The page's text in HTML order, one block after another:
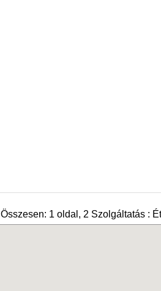
Összesen: 1 oldal, 2 Szolgáltatás :